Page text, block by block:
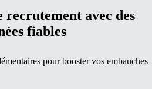
avec des
fiables
pour booster vos embauches